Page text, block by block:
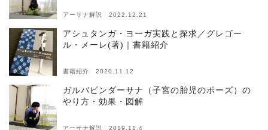
アーサナ解説 2022.12.21
アシュタンガ・ヨーガ実践と探求／グレゴー
ル・メーレ(著)｜書籍紹介
書籍紹介 2020.11.12
ガルバピンダーサナ（子宮の胎児のポーズ）の
やり方・効果・図解
アーサナ解説 2019.11.4